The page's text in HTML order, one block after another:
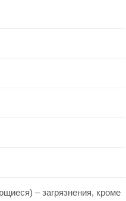
– загрязнения, кроме